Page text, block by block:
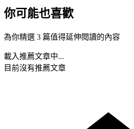
你可能也喜歡
為你精選 3 篇值得延伸閱讀的內容
載入推薦文章中...
目前沒有推薦文章